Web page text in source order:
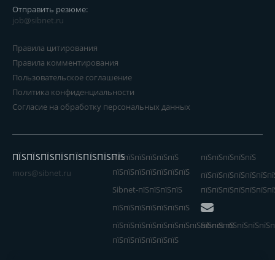
Отправить резюме:
job@sibnet.ru
Правила цитирования
Правила комментирования
Пользовательское соглашение
Политика конфиденциальности
Согласие на обработку персональных данных
ПЇЅПЇЅПЇЅПЇЅПЇЅПЇЅПЇЅПЇЅ
mors@sibnet.ru
пїЅпїЅпїЅпїЅпїЅпїЅ
пїЅпїЅпїЅпїЅпїЅпїЅпїЅ
Sibnet-пїЅпїЅпїЅпїЅ
пїЅпїЅпїЅпїЅпїЅ
пїЅпїЅпїЅпїЅпїЅпїЅпїЅ
пїЅпїЅпїЅпїЅпїЅпїЅпїЅпїЅпїЅпїЅпїЅ
пїЅпїЅпїЅпїЅпїЅпїЅ
Sibnet